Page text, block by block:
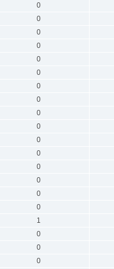
0
0
0
0
0
0
0
0
0
0
0
0
0
0
0
0
1
0
0
0